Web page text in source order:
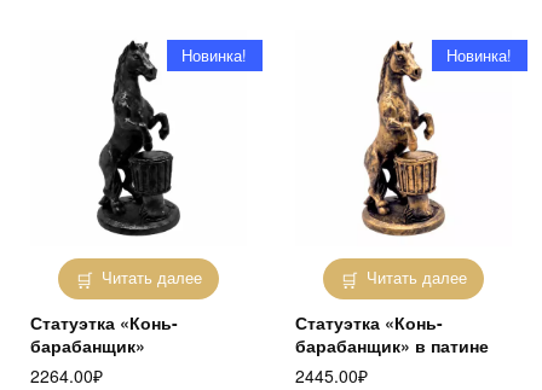
Читать далее
Новинка!
Статуэтка «Конь-
барабанщик»
2264.00₽
Читать далее
Новинка!
Статуэтка «Конь-
барабанщик» в патине
2445.00₽